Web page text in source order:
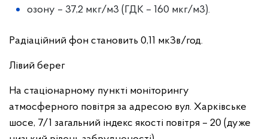
озону – 37,2 мкг/м3 (ГДК – 160 мкг/м3).
Радіаційний фон становить 0,11 мкЗв/год.
Лівий берег
На стаціонарному пункті моніторингу
атмосферного повітря за адресою вул. Харківське
шосе, 7/1 загальний індекс якості повітря – 20 (дуже